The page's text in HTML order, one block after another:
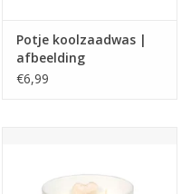
Potje koolzaadwas |
afbeelding
€6,99